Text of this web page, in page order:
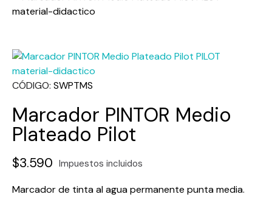
CÓDIGO SWPTMS
Marcador PINTOR Medio
Plateado Pilot
$3.590 Impuestos incluidos
Marcador de tinta al agua permanente punta media.